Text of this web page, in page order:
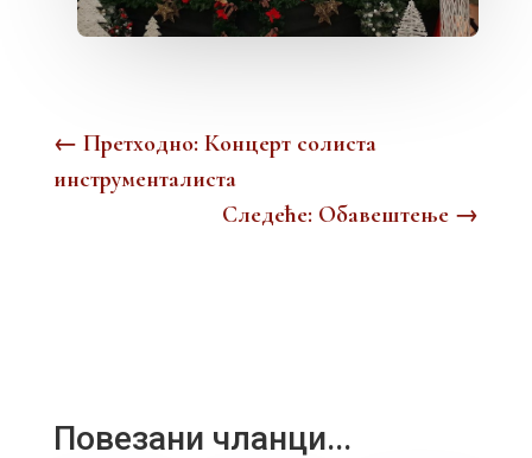
← Претходно: Концерт солиста
инструменталиста
Следеће: Обавештење →
Повезани чланци...